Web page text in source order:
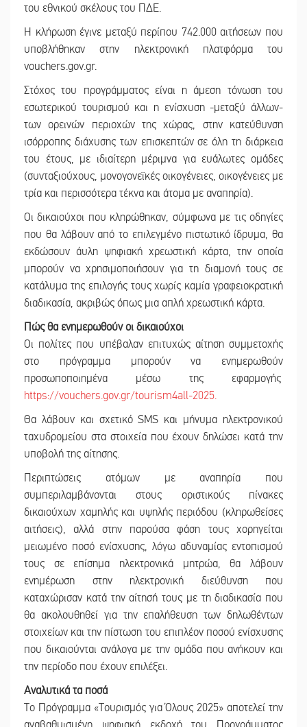
του εθνικού σκέλους του ΠΔΕ.
Η κλήρωση έγινε μεταξύ περίπου 742.000 αιτήσεων που
υποβλήθηκαν στην ηλεκτρονική πλατφόρμα του
vouchers.gov.gr.
Στόχος του προγράμματος είναι η άμεση τόνωση του
εσωτερικού τουρισμού και η ενίσχυση -μεταξύ άλλων-
των ορεινών περιοχών της χώρας, στην κατεύθυνση
ισόρροπης διάχυσης των επισκεπτών σε όλη τη διάρκεια
του έτους, με ιδιαίτερη μέριμνα για ευάλωτες ομάδες
(συνταξιούχους, μονογονεϊκές οικογένειες, οικογένειες με
τρία και περισσότερα τέκνα και άτομα με αναπηρία).
Οι δικαιούχοι που κληρώθηκαν, σύμφωνα με τις οδηγίες
που θα λάβουν από το επιλεγμένο πιστωτικό ίδρυμα, θα
εκδώσουν άυλη ψηφιακή χρεωστική κάρτα, την οποία
μπορούν να χρησιμοποιήσουν για τη διαμονή τους σε
κατάλυμα της επιλογής τους χωρίς καμία γραφειοκρατική
διαδικασία, ακριβώς όπως μια απλή χρεωστική κάρτα.
Πώς θα ενημερωθούν οι δικαιούχοι
Οι πολίτες που υπέβαλαν επιτυχώς αίτηση συμμετοχής
στο πρόγραμμα μπορούν να ενημερωθούν
προσωποποιημένα μέσω της εφαρμογής
https://vouchers.gov.gr/tourism4all-2025.
Θα λάβουν και σχετικό SMS και μήνυμα ηλεκτρονικού
ταχυδρομείου στα στοιχεία που έχουν δηλώσει κατά την
υποβολή της αίτησης.
Περιπτώσεις ατόμων με αναπηρία που
συμπεριλαμβάνονται στους οριστικούς πίνακες
δικαιούχων χαμηλής και υψηλής περιόδου (κληρωθείσες
αιτήσεις), αλλά στην παρούσα φάση τους χορηγείται
μειωμένο ποσό ενίσχυσης, λόγω αδυναμίας εντοπισμού
τους σε επίσημα ηλεκτρονικά μητρώα, θα λάβουν
ενημέρωση στην ηλεκτρονική διεύθυνση που
καταχώρισαν κατά την αίτησή τους με τη διαδικασία που
θα ακολουθηθεί για την επαλήθευση των δηλωθέντων
στοιχείων και την πίστωση του επιπλέον ποσού ενίσχυσης
που δικαιούνται ανάλογα με την ομάδα που ανήκουν και
την περίοδο που έχουν επιλέξει.
Αναλυτικά τα ποσά
Το Πρόγραμμα «Τουρισμός για Όλους 2025» αποτελεί την